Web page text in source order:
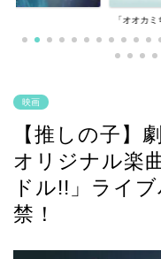
「第１回
映画
【推しの子】
オリジナル楽
ドル!!」ライ
禁！